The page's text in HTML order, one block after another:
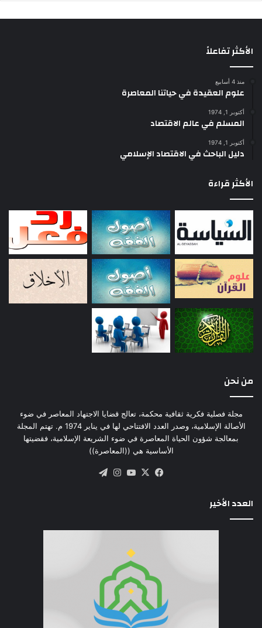
الأكثر تفاعلاً
منذ 4 أسابيع
علوم العقيدة في حياتنا المعاصرة
أكتوبر 1, 1974
المسلم في عالم الاقتصاد
أكتوبر 1, 1974
دليل الباحث في الاقتصاد الإسلامي
الأكثر قراءة
من نحن
مجلة فصلية فكرية ثقافية محكمة، تعالج قضايا الاجتهاد المعاصر في ضوء
الأصالة الإسلامية، وصدر العدد الافتتاحي لها في يناير 1974 م. تهتم المجلة
بمعالجة شؤون الحياة المعاصرة في ضوء الشريعة الإسلامية، فقضيتها
الأساسية هي ((المعاصرة))
فيسبوك
‫X
‫YouTube
انستقرام
العدد الأخير